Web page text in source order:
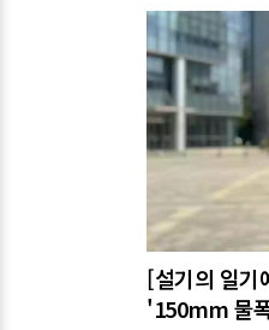
관련기사
[설기의 일기
'150mm 물